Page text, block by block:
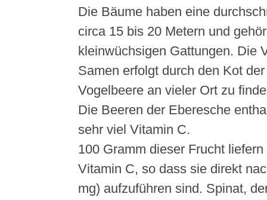
Die Bäume haben eine
circa 15 bis 20 Metern und
kleinwüchsigen Gattungen. Die
Samen erfolgt durch den Kot
Vogelbeere an vieler Ort zu
Die Beeren der Eberesche
sehr viel Vitamin C.
100 Gramm dieser Frucht
Vitamin C, so dass sie direkt
mg) aufzuführen sind. Spinat,